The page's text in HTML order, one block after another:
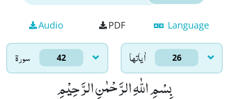
Audio PDF Language
سورۃ 42 اٰياتها 26
بِسْمِ اللّٰهِ الرَّحْمٰنِ الرَّحِیْمِ